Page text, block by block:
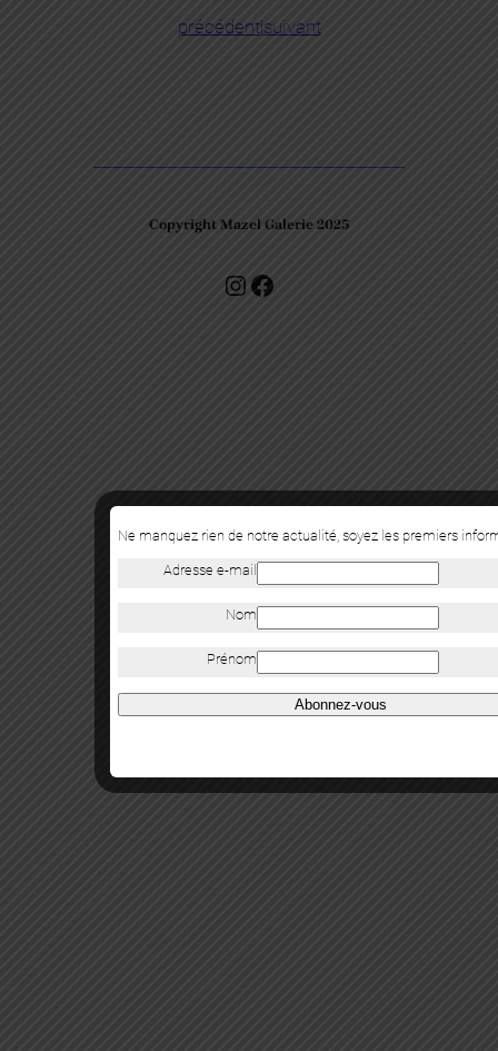
précédent|suivant
Copyright Mazel Galerie 2025
Check our photos on Instagram ! Facebook
Ne manquez rien de notre actualité, soyez les premiers
Adresse e-mail
Nom
Prénom
Abonnez-vous